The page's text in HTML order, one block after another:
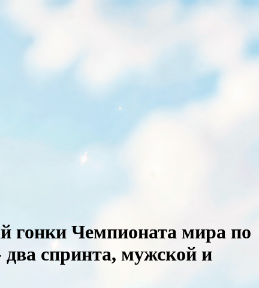
гонки Чемпионата мира по
два спринта, мужской и